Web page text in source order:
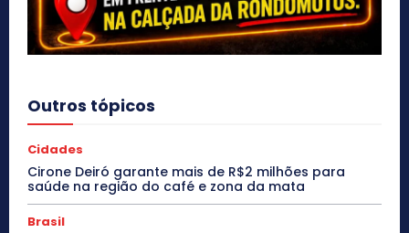
Outros tópicos
Cidades
Cirone Deiró garante mais de R$2 milhões para
saúde na região do café e zona da mata
Brasil